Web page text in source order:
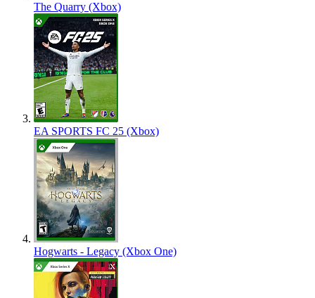
The Quarry (Xbox)
EA SPORTS FC 25 (Xbox)
Hogwarts - Legacy (Xbox One)